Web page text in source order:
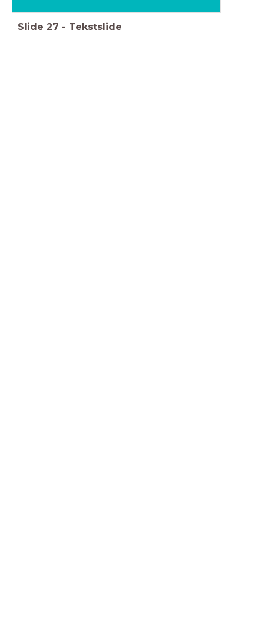
Slide 27 - Tekstslide